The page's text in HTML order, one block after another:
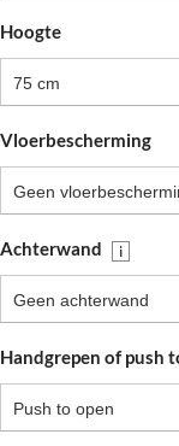
Hoogte
75 cm
Vloerbescherming
Geen
Achterwand i
Geen achterwand
Handgrepen of push
Push to open